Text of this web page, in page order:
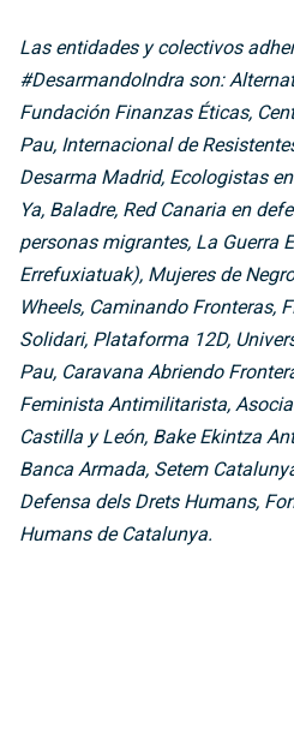
Las entidades y colectivos
#DesarmandoIndra son:
Fundación Finanzas Éticas,
Pau, Internacional de
Desarma Madrid, Ecologistas
Ya, Baladre, Red Canaria en
personas migrantes, La Guerra
Errefuxiatuak), Mujeres de
Wheels, Caminando Fronteras,
Solidari, Plataforma 12D,
Pau, Caravana Abriendo
Feminista Antimilitarista,
Castilla y León, Bake Ekintza
Banca Armada, Setem
Defensa dels Drets Humans,
Humans de Catalunya.